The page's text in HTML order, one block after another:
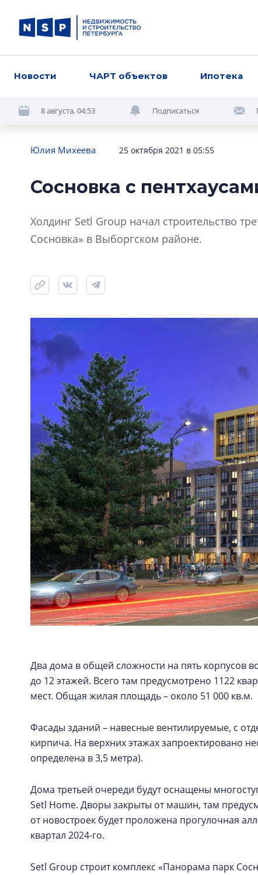
Новости ЧАРТ объектов Ипотека
8 августа, 04:53 Подписаться
Юлия Михеева 25 октября 2021 в 05:55
Сосновка с
Холдинг Setl Group начал строительство
Сосновка» в Выборгском районе.
Два дома в общей сложности на пять корпусов
до 12 этажей. Всего там предусмотрено 1122
мест. Общая жилая площадь – около 51 000 кв.м.
Фасады зданий – навесные вентилируемые, с
кирпича. На верхних этажах запроектировано
определена в 3,5 метра).
Дома третьей очереди будут оснащены
Setl Home. Дворы закрыты от машин, там
от новостроек будет проложена прогулочная
квартал 2024-го.
Setl Group строит комплекс «Панорама парк